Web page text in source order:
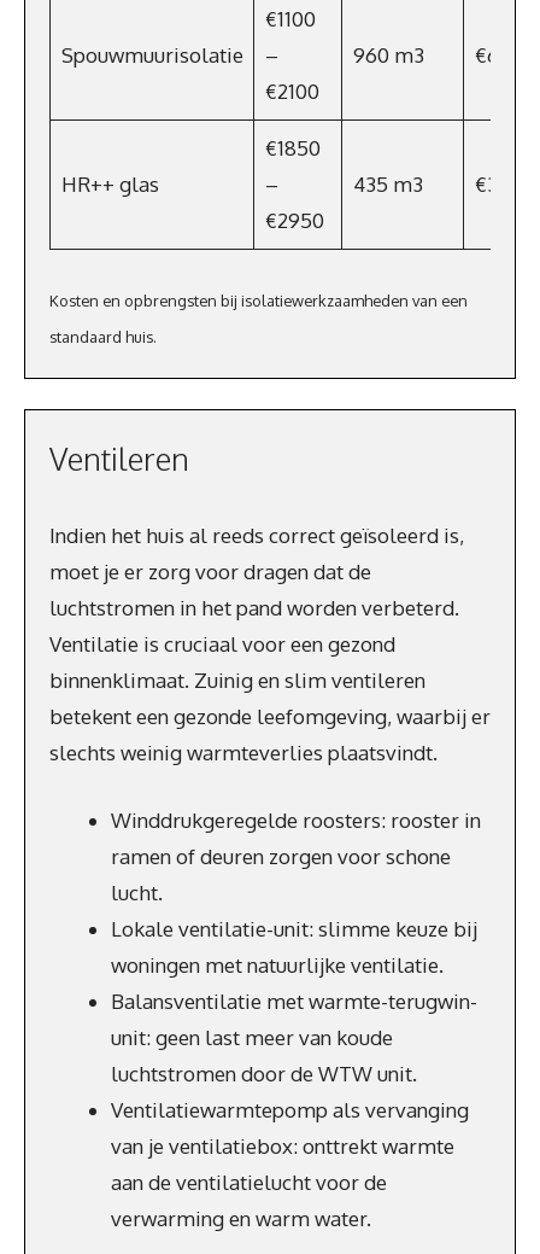
Spouwmuurisolatie
€1100
–
€2100
960 m3 €662
HR++ glas
€1850
–
€2950
435 m3 €300
Kosten en opbrengsten bij isolatiewerkzaamheden van een
standaard huis.
Ventileren
Indien het huis al reeds correct geïsoleerd is,
moet je er zorg voor dragen dat de
luchtstromen in het pand worden verbeterd.
Ventilatie is cruciaal voor een gezond
binnenklimaat. Zuinig en slim ventileren
betekent een gezonde leefomgeving, waarbij er
slechts weinig warmteverlies plaatsvindt.
Winddrukgeregelde roosters: rooster in
ramen of deuren zorgen voor schone
lucht.
Lokale ventilatie-unit: slimme keuze bij
woningen met natuurlijke ventilatie.
Balansventilatie met warmte-terugwin-
unit: geen last meer van koude
luchtstromen door de WTW unit.
Ventilatiewarmtepomp als vervanging
van je ventilatiebox: onttrekt warmte
aan de ventilatielucht voor de
verwarming en warm water.